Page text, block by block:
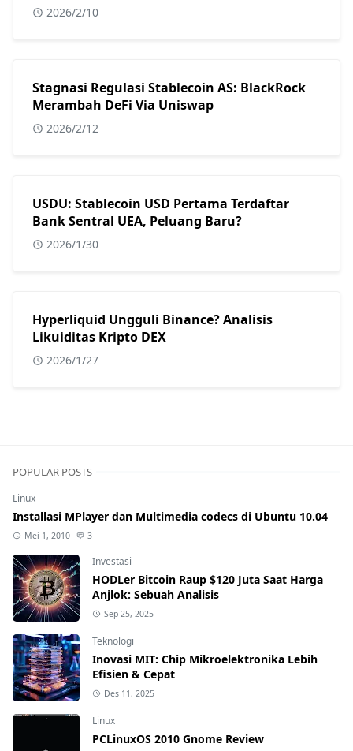
2026/2/10
Stagnasi Regulasi Stablecoin AS: BlackRock
Merambah DeFi Via Uniswap
2026/2/12
USDU: Stablecoin USD Pertama Terdaftar
Bank Sentral UEA, Peluang Baru?
2026/1/30
Hyperliquid Ungguli Binance? Analisis
Likuiditas Kripto DEX
2026/1/27
POPULAR POSTS
Linux
Installasi MPlayer dan Multimedia codecs di Ubuntu 10.04
Mei 1, 2010 3
Investasi
HODLer Bitcoin Raup $120 Juta Saat Harga
Anjlok: Sebuah Analisis
Sep 25, 2025
Teknologi
Inovasi MIT: Chip Mikroelektronika Lebih
Efisien & Cepat
Des 11, 2025
Linux
PCLinuxOS 2010 Gnome Review